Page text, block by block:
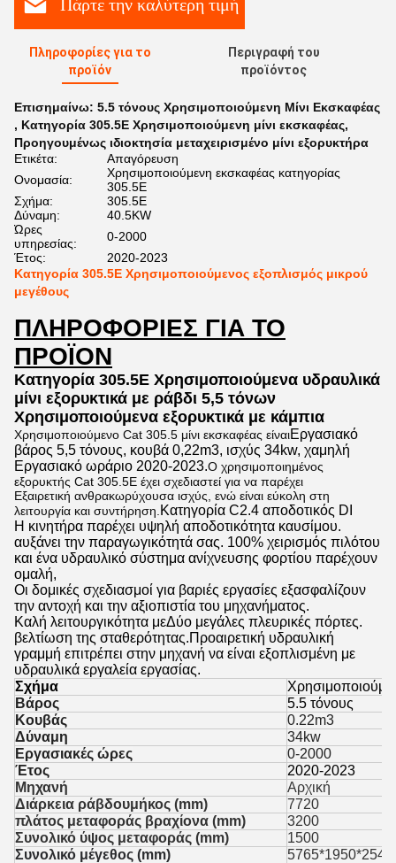
Πάρτε την καλύτερη τιμή
Πληροφορίες για το
προϊόν
Περιγραφή του
προϊόντος
Επισημαίνω: 5.5 τόνους Χρησιμοποιούμενη Μίνι Εκσκαφέας
, Κατηγορία 305.5E Χρησιμοποιούμενη μίνι εκσκαφέας,
Προηγουμένως ιδιοκτησία μεταχειρισμένο μίνι εξορυκτήρα
Ετικέτα:
Απαγόρευση
Ονομασία:
Χρησιμοποιούμενη εκσκαφέας κατηγορίας
305.5E
Σχήμα:
305.5E
Δύναμη:
40.5KW
Ώρες
υπηρεσίας:
0-2000
Έτος:
2020-2023
Κατηγορία 305.5E Χρησιμοποιούμενος εξοπλισμός μικρού
μεγέθους
ΠΛΗΡΟΦΟΡΊΕΣ ΓΙΑ ΤΟ
ΠΡΟΪΌΝ
Κατηγορία 305.5E Χρησιμοποιούμενα υδραυλικά
μίνι εξορυκτικά με ράβδι 5,5 τόνων
Χρησιμοποιούμενα εξορυκτικά με κάμπια
Χρησιμοποιούμενο Cat 305.5 μίνι εκσκαφέας είναιΕργασιακό
βάρος 5,5 τόνους, κουβά 0,22m3, ισχύς 34kw, χαμηλή
Εργασιακό ωράριο 2020-2023.Ο χρησιμοποιημένος
εξορυκτής Cat 305.5E έχει σχεδιαστεί για να παρέχει
Εξαιρετική ανθρακωρύχουσα ισχύς, ενώ είναι εύκολη στη
λειτουργία και συντήρηση. Κατηγορία C2.4 αποδοτικός DI
Η κινητήρα παρέχει υψηλή αποδοτικότητα καυσίμου.
αυξάνει την παραγωγικότητά σας. 100% χειρισμός πιλότου
και ένα υδραυλικό σύστημα ανίχνευσης φορτίου παρέχουν
ομαλή,
Οι δομικές σχεδιασμοί για βαριές εργασίες εξασφαλίζουν
την αντοχή και την αξιοπιστία του μηχανήματος.
Καλή λειτουργικότητα μεΔύο μεγάλες πλευρικές πόρτες.
βελτίωση της σταθερότητας.Προαιρετική υδραυλική
γραμμή επιτρέπει στην μηχανή να είναι εξοπλισμένη με
υδραυλικά εργαλεία εργασίας.
Σχήμα
Βάρος
5.5 τόνους
Κουβάς
0.22m3
Δύναμη
34kw
Εργασιακές ώρες
0-2000
Έτος
2020-2023
Μηχανή
Αρχική
Διάρκεια ράβδουμήκος (mm)
7720
πλάτος μεταφοράς βραχίονα (mm)
3200
Συνολικό ύψος μεταφοράς (mm)
1500
Συνολικό μέγεθος (mm)
5765*1950*2540